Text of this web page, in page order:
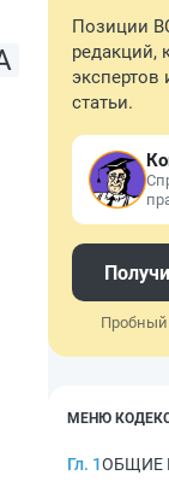
Позиции
редакций,
экспертов
статьи.
Пробный
МЕНЮ
Гл. 1ОБЩИЕ